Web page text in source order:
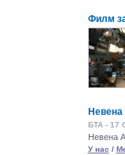
Филм
Невена
БТА - 17
Невена
У нас /